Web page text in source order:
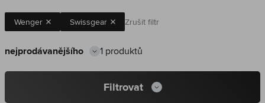
Wenger Swissgear Zrušit filtr
1 produktů
Filtrovat